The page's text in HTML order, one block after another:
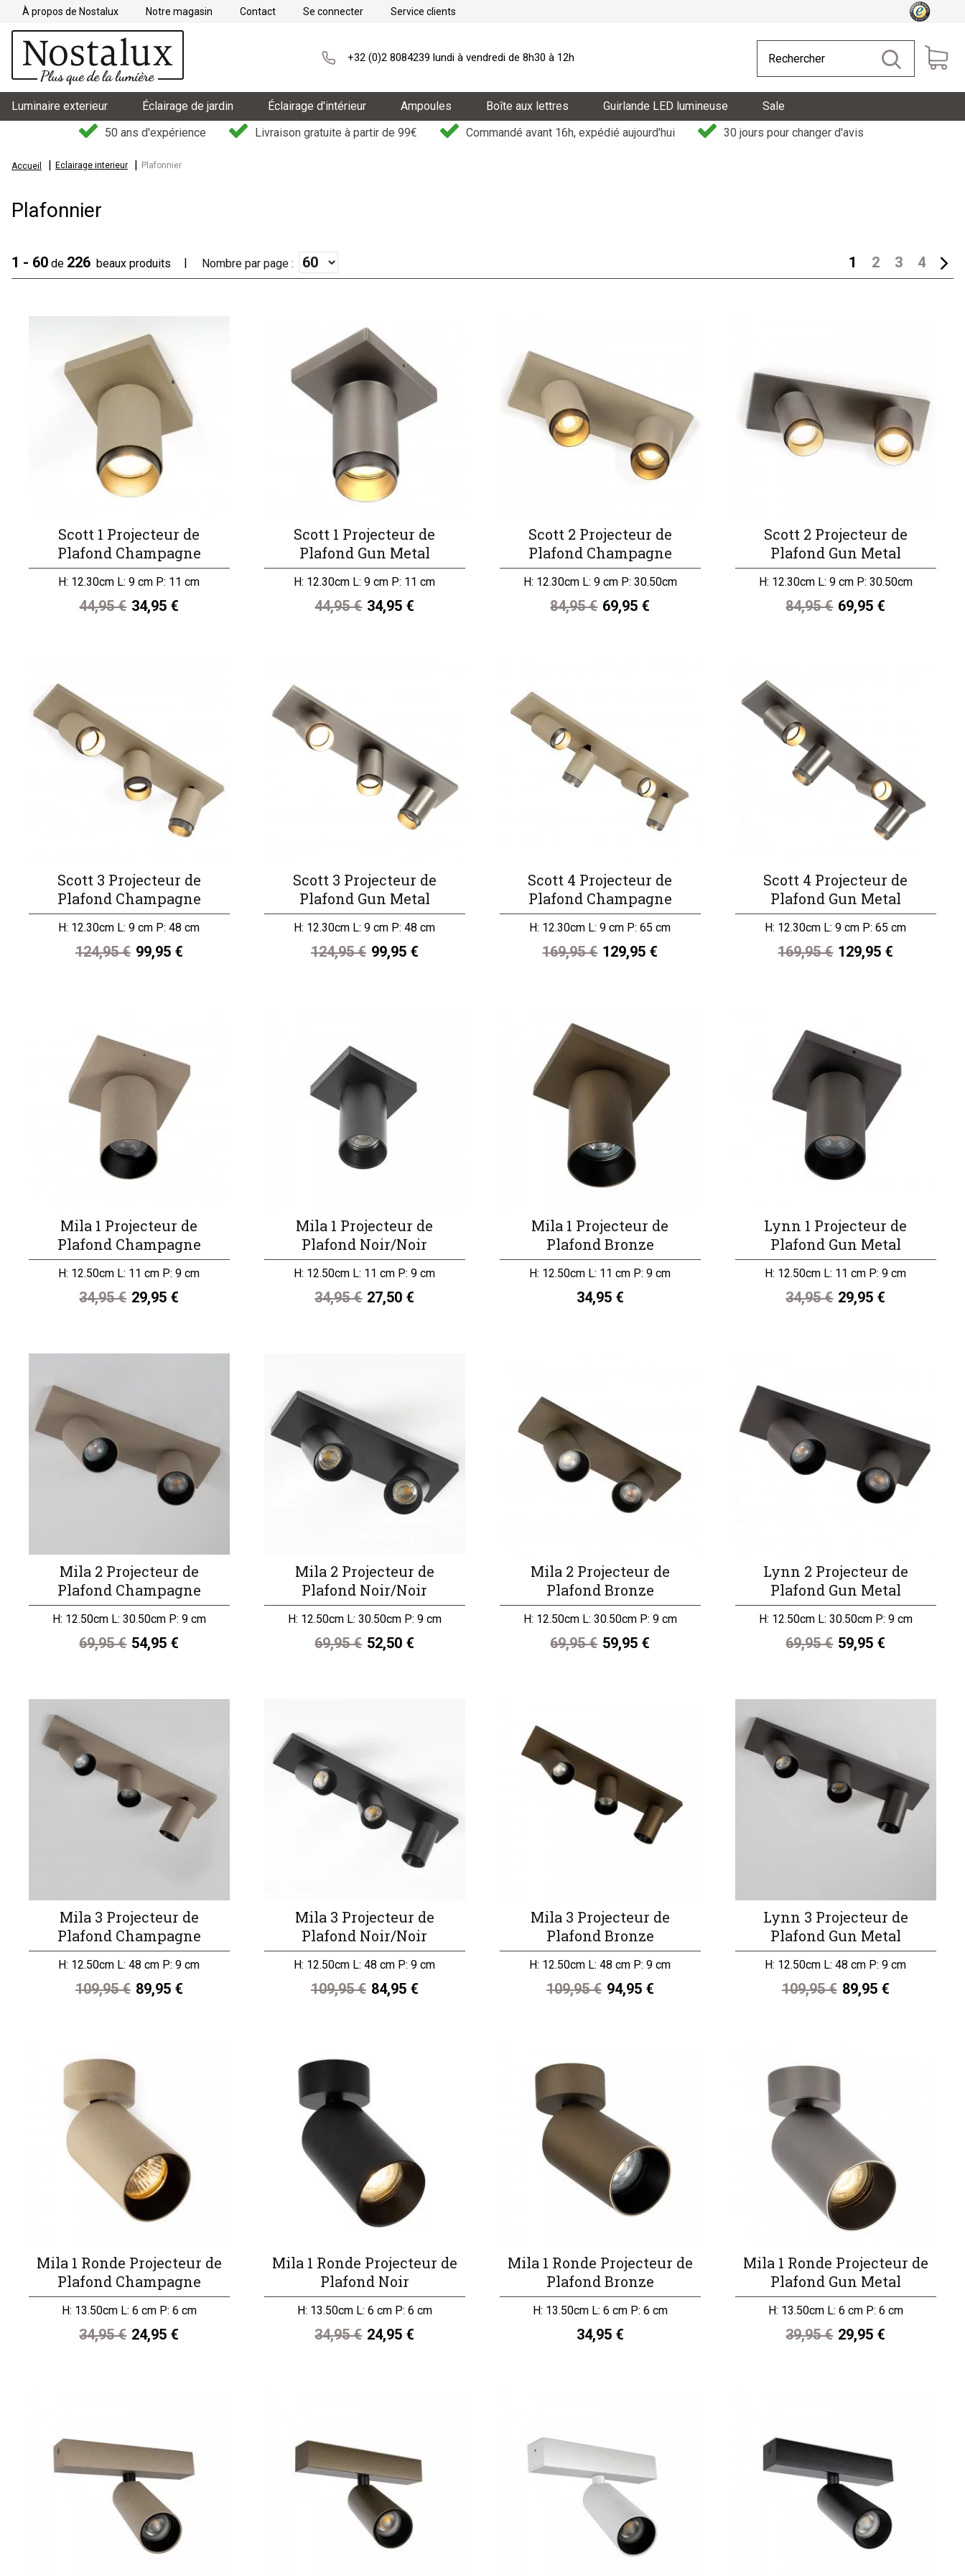
À propos de Nostalux Notre magasin Contact Se connecter Service clients
+32 (0)2 8084239 lundi à vendredi de 8h30 à 12h
Luminaire exterieur Éclairage de jardin Éclairage d'intérieur Ampoules Boîte aux lettres Guirlande LED lumineuse Sale
Accueil Eclairage interieur Plafonnier
50 ans d'expérience Livraison gratuite à partir de 99€ Commandé avant 16h, expédié aujourd'hui 30 jours pour changer d'avis
Plafonnier
1 - 60 de 226 beaux produits 1 2 3 4
Nombre par page :
Scott 1 Projecteur de
Plafond Champagne
H: 12.30cm L: 9 cm P: 11 cm
34,95 €
44,95 €
Scott 1 Projecteur de
Plafond Gun Metal
H: 12.30cm L: 9 cm P: 11 cm
34,95 €
44,95 €
Scott 2 Projecteur de
Plafond Champagne
H: 12.30cm L: 9 cm P: 30.50cm
69,95 €
84,95 €
Scott 2 Projecteur de
Plafond Gun Metal
H: 12.30cm L: 9 cm P: 30.50cm
69,95 €
84,95 €
Scott 3 Projecteur de
Plafond Champagne
H: 12.30cm L: 9 cm P: 48 cm
99,95 €
124,95 €
Scott 3 Projecteur de
Plafond Gun Metal
H: 12.30cm L: 9 cm P: 48 cm
99,95 €
124,95 €
Scott 4 Projecteur de
Plafond Champagne
H: 12.30cm L: 9 cm P: 65 cm
129,95 €
169,95 €
Scott 4 Projecteur de
Plafond Gun Metal
H: 12.30cm L: 9 cm P: 65 cm
129,95 €
169,95 €
Mila 1 Projecteur de
Plafond Champagne
H: 12.50cm L: 11 cm P: 9 cm
29,95 €
34,95 €
Mila 1 Projecteur de
Plafond Noir/Noir
H: 12.50cm L: 11 cm P: 9 cm
27,50 €
34,95 €
Mila 1 Projecteur de
Plafond Bronze
H: 12.50cm L: 11 cm P: 9 cm
34,95 €
Lynn 1 Projecteur de
Plafond Gun Metal
H: 12.50cm L: 11 cm P: 9 cm
29,95 €
34,95 €
Mila 2 Projecteur de
Plafond Champagne
H: 12.50cm L: 30.50cm P: 9 cm
54,95 €
69,95 €
Mila 2 Projecteur de
Plafond Noir/Noir
H: 12.50cm L: 30.50cm P: 9 cm
52,50 €
69,95 €
Mila 2 Projecteur de
Plafond Bronze
H: 12.50cm L: 30.50cm P: 9 cm
59,95 €
69,95 €
Lynn 2 Projecteur de
Plafond Gun Metal
H: 12.50cm L: 30.50cm P: 9 cm
59,95 €
69,95 €
Mila 3 Projecteur de
Plafond Champagne
H: 12.50cm L: 48 cm P: 9 cm
89,95 €
109,95 €
Mila 3 Projecteur de
Plafond Noir/Noir
H: 12.50cm L: 48 cm P: 9 cm
84,95 €
109,95 €
Mila 3 Projecteur de
Plafond Bronze
H: 12.50cm L: 48 cm P: 9 cm
94,95 €
109,95 €
Lynn 3 Projecteur de
Plafond Gun Metal
H: 12.50cm L: 48 cm P: 9 cm
89,95 €
109,95 €
Mila 1 Ronde Projecteur de
Plafond Champagne
H: 13.50cm L: 6 cm P: 6 cm
24,95 €
34,95 €
Mila 1 Ronde Projecteur de
Plafond Noir
H: 13.50cm L: 6 cm P: 6 cm
24,95 €
34,95 €
Mila 1 Ronde Projecteur de
Plafond Bronze
H: 13.50cm L: 6 cm P: 6 cm
34,95 €
Mila 1 Ronde Projecteur de
Plafond Gun Metal
H: 13.50cm L: 6 cm P: 6 cm
29,95 €
39,95 €